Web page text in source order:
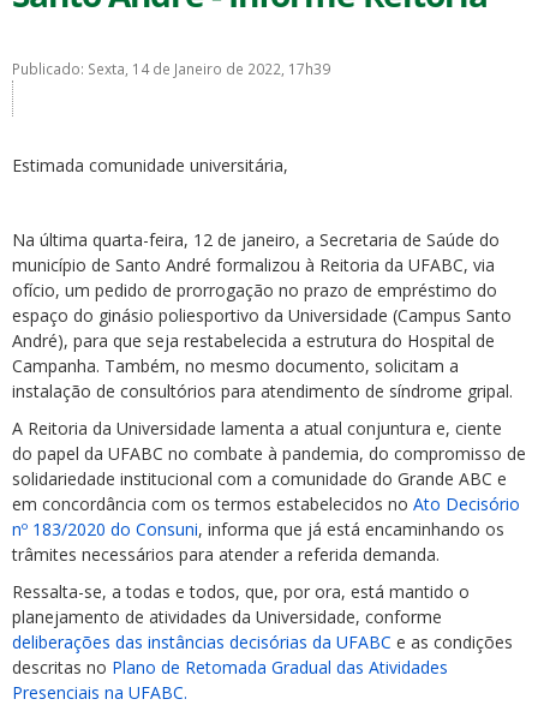
Publicado: Sexta, 14 de Janeiro de 2022, 17h39
Estimada comunidade universitária,
Na última quarta-feira, 12 de janeiro, a Secretaria de Saúde do
município de Santo André formalizou à Reitoria da UFABC, via
ofício, um pedido de prorrogação no prazo de empréstimo do
espaço do ginásio poliesportivo da Universidade (Campus Santo
André), para que seja restabelecida a estrutura do Hospital de
Campanha. Também, no mesmo documento, solicitam a
instalação de consultórios para atendimento de síndrome gripal.
A Reitoria da Universidade lamenta a atual conjuntura e, ciente
do papel da UFABC no combate à pandemia, do compromisso de
solidariedade institucional com a comunidade do Grande ABC e
em concordância com os termos estabelecidos no Ato Decisório
nº 183/2020 do Consuni, informa que já está encaminhando os
trâmites necessários para atender a referida demanda.
Ressalta-se, a todas e todos, que, por ora, está mantido o
planejamento de atividades da Universidade, conforme
deliberações das instâncias decisórias da UFABC e as condições
descritas no Plano de Retomada Gradual das Atividades
Presenciais na UFABC.